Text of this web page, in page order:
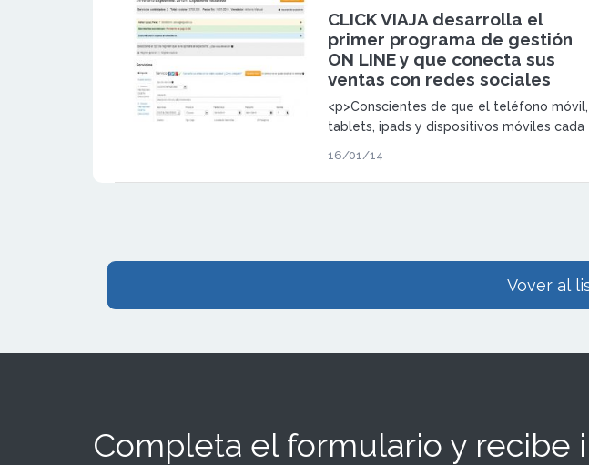
CLICK VIAJA desarrolla el
primer programa de gestión
ON LINE y que conecta sus
ventas con redes sociales
<p>Conscientes de que el teléfono móvil,
tablets, ipads y dispositivos móviles cada
negocios y servicios, especialmente en el
16/01/14
Vover al
Completa el formulario y recibe